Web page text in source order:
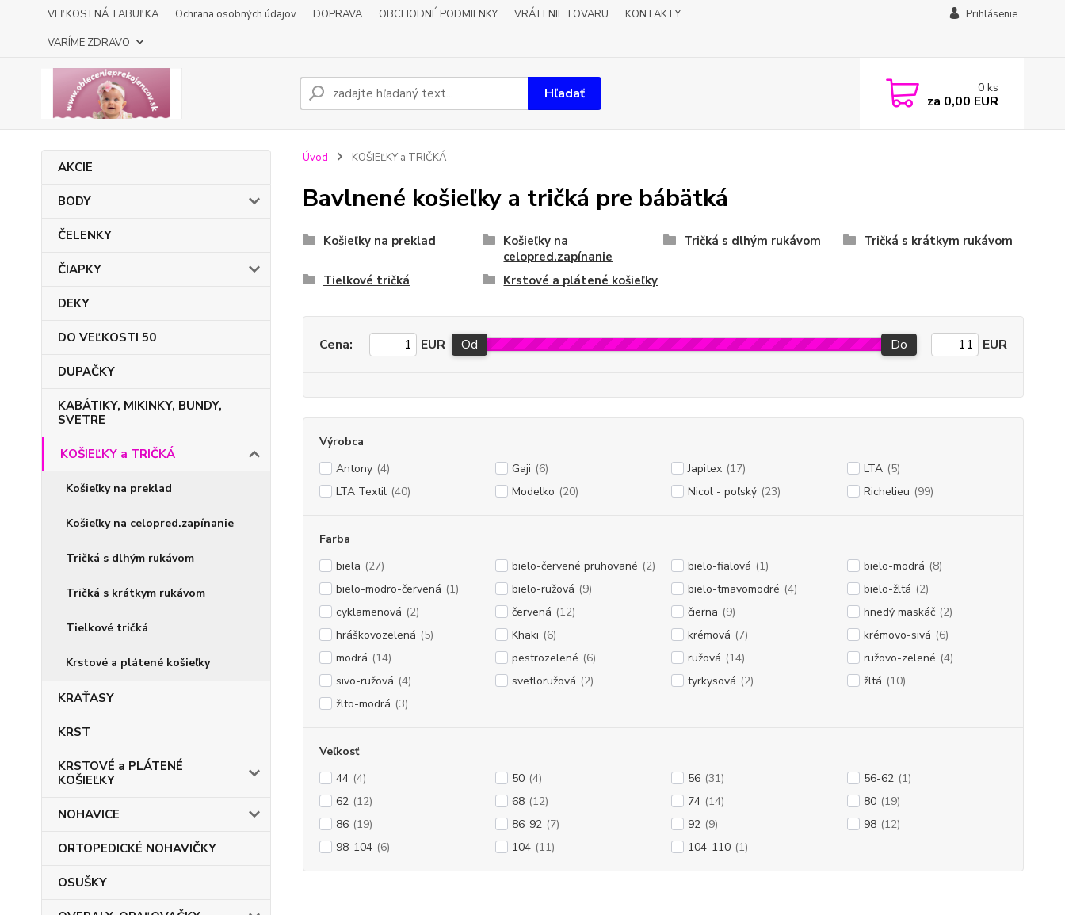
VEĽKOSTNÁ TABUĽKA Ochrana osobných údajov DOPRAVA OBCHODNÉ PODMIENKY VRÁTENIE TOVARU
KONTAKTY
VARÍME ZDRAVO
Prihlásenie
Hľadať 0 ks
za 0,00 EUR
AKCIE
BODY
ČELENKY
ČIAPKY
DEKY
DO VEĽKOSTI 50
DUPAČKY
KABÁTIKY, MIKINKY, BUNDY,
SVETRE
KOŠIEĽKY a TRIČKÁ
Košieľky na preklad
Košieľky na celopred.zapínanie
Tričká s dlhým rukávom
Tričká s krátkym rukávom
Tielkové tričká
Krstové a plátené košieľky
KRAŤASY
KRST
KRSTOVÉ a PLÁTENÉ
KOŠIEĽKY
NOHAVICE
ORTOPEDICKÉ NOHAVIČKY
OSUŠKY
Úvod KOŠIEĽKY a TRIČKÁ
Bavlnené košieľky a tričká pre bábätká
Košieľky na preklad
Košieľky na
celopred.zapínanie
Tričká s dlhým rukávom Tričká s krátkym rukávom
Tielkové tričká Krstové a plátené košieľky
Cena: EUR Od Do EUR
Výrobca
Antony (4) Gaji (6) Japitex (17) LTA (5)
LTA Textil (40) Modelko (20) Nicol - poľský (23) Richelieu (99)
Farba
biela (27) bielo-červené pruhované (2) bielo-fialová (1) bielo-modrá (8)
bielo-modro-červená (1) bielo-ružová (9) bielo-tmavomodré (4) bielo-žltá (2)
cyklamenová (2) červená (12) čierna (9) hnedý maskáč (2)
hráškovozelená (5) Khaki (6) krémová (7) krémovo-sivá (6)
modrá (14) pestrozelené (6) ružová (14) ružovo-zelené (4)
sivo-ružová (4) svetloružová (2) tyrkysová (2) žltá (10)
žlto-modrá (3)
Veľkosť
44 (4) 50 (4) 56 (31) 56-62 (1)
62 (12) 68 (12) 74 (14) 80 (19)
86 (19) 86-92 (7) 92 (9) 98 (12)
98-104 (6) 104 (11) 104-110 (1)